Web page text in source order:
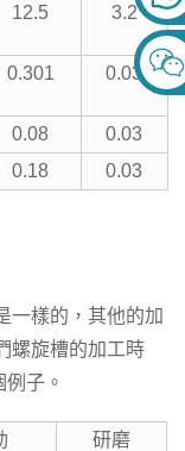
12.5 3.2
0.301 0.03
0.08
0.03
0.18 0.03
一樣的，其他的加
螺旋槽的加工時
子。
研磨